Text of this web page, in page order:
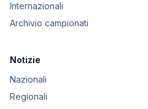
Internazionali
Archivio campionati
Notizie
Nazionali
Regionali